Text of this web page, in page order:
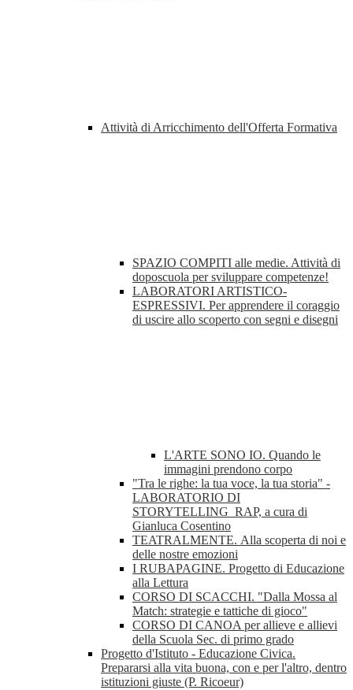
Attività di Arricchimento dell'Offerta Formativa
SPAZIO COMPITI alle medie. Attività di
doposcuola per sviluppare competenze!
LABORATORI ARTISTICO-
ESPRESSIVI. Per apprendere il coraggio
di uscire allo scoperto con segni e disegni
L'ARTE SONO IO. Quando le
immagini prendono corpo
"Tra le righe: la tua voce, la tua storia" -
LABORATORIO DI
STORYTELLING_RAP, a cura di
Gianluca Cosentino
TEATRALMENTE. Alla scoperta di noi e
delle nostre emozioni
I RUBAPAGINE. Progetto di Educazione
alla Lettura
CORSO DI SCACCHI. "Dalla Mossa al
Match: strategie e tattiche di gioco"
CORSO DI CANOA per allieve e allievi
della Scuola Sec. di primo grado
Progetto d'Istituto - Educazione Civica.
Prepararsi alla vita buona, con e per l'altro, dentro
istituzioni giuste (P. Ricoeur)